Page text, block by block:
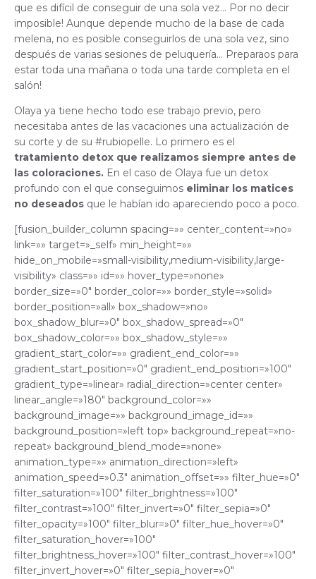
que es difícil de conseguir de una sola vez… Por no decir
imposible! Aunque depende mucho de la base de cada
melena, no es posible conseguirlos de una sola vez, sino
después de varias sesiones de peluquería… Preparaos para
estar toda una mañana o toda una tarde completa en el
salón!
Olaya ya tiene hecho todo ese trabajo previo, pero
necesitaba antes de las vacaciones una actualización de
su corte y de su #rubiopelle. Lo primero es el
tratamiento detox que realizamos siempre antes de
las coloraciones. En el caso de Olaya fue un detox
profundo con el que conseguimos eliminar los matices
no deseados que le habían ido apareciendo poco a poco.
[fusion_builder_column spacing=»» center_content=»no»
link=»» target=»_self» min_height=»»
hide_on_mobile=»small-visibility,medium-visibility,large-
visibility» class=»» id=»» hover_type=»none»
border_size=»0″ border_color=»» border_style=»solid»
border_position=»all» box_shadow=»no»
box_shadow_blur=»0″ box_shadow_spread=»0″
box_shadow_color=»» box_shadow_style=»»
gradient_start_color=»» gradient_end_color=»»
gradient_start_position=»0″ gradient_end_position=»100″
gradient_type=»linear» radial_direction=»center center»
linear_angle=»180″ background_color=»»
background_image=»» background_image_id=»»
background_position=»left top» background_repeat=»no-
repeat» background_blend_mode=»none»
animation_type=»» animation_direction=»left»
animation_speed=»0.3″ animation_offset=»» filter_hue=»0″
filter_saturation=»100″ filter_brightness=»100″
filter_contrast=»100″ filter_invert=»0″ filter_sepia=»0″
filter_opacity=»100″ filter_blur=»0″ filter_hue_hover=»0″
filter_saturation_hover=»100″
filter_brightness_hover=»100″ filter_contrast_hover=»100″
filter_invert_hover=»0″ filter_sepia_hover=»0″